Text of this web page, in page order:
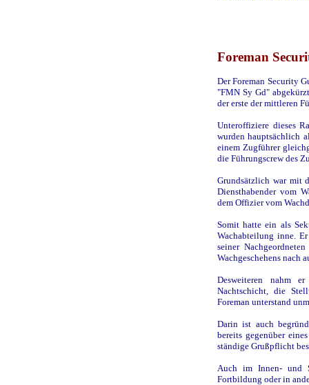
Foreman
Der Foreman Security
"FMN Sy Gd"
der erste der mittleren
Unteroffiziere dieses
wurden hauptsächlich
einem Zugführer
die Führungscrew des
Grundsätzlich war mit
Diensthabender vom
dem Offizier vom
Somit hatte ein als
Wachabteilung inne.
seiner
Wachgeschehens nach
Desweiteren nahm
Nachtschicht, die
Foreman unterstand
Darin ist auch
bereits gegenüber
ständige Grußpflicht
Auch im Innen- und
Fortbildung oder in